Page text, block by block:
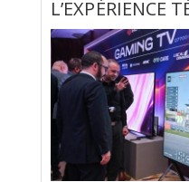
L’EXPÉRIENCE